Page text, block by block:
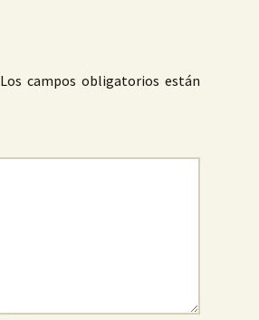
Los campos obligatorios están